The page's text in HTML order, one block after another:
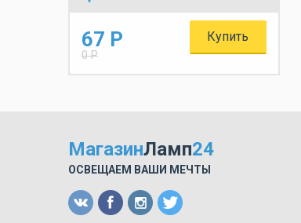
67 Р
0 Р
Купить
МагазинЛамп24
ОСВЕЩАЕМ ВАШИ МЕЧТЫ